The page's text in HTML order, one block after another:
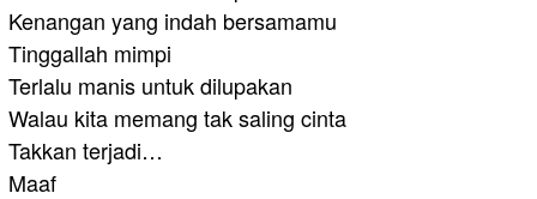
Kenangan yang indah bersamamu
Tinggallah mimpi
Terlalu manis untuk dilupakan
Walau kita memang tak saling cinta
Takkan terjadi…
Maaf